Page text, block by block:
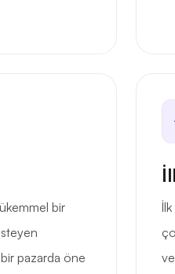
bir
pazarda öne